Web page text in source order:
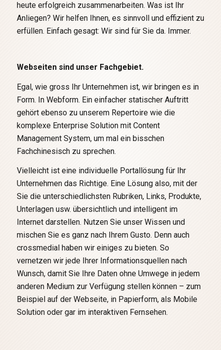
heute erfolgreich zusammenarbeiten. Was ist Ihr
Anliegen? Wir helfen Ihnen, es sinnvoll und effizient zu
erfüllen. Einfach gesagt: Wir sind für Sie da. Immer.
Webseiten sind unser Fachgebiet.
Egal, wie gross Ihr Unternehmen ist, wir bringen es in
Form. In Webform. Ein einfacher statischer Auftritt
gehört ebenso zu unserem Repertoire wie die
komplexe Enterprise Solution mit Content
Management System, um mal ein bisschen
Fachchinesisch zu sprechen.
Vielleicht ist eine individuelle Portallösung für Ihr
Unternehmen das Richtige. Eine Lösung also, mit der
Sie die unterschiedlichsten Rubriken, Links, Produkte,
Unterlagen usw. übersichtlich und intelligent im
Internet darstellen. Nutzen Sie unser Wissen und
mischen Sie es ganz nach Ihrem Gusto. Denn auch
crossmedial haben wir einiges zu bieten. So
vernetzen wir jede Ihrer Informationsquellen nach
Wunsch, damit Sie Ihre Daten ohne Umwege in jedem
anderen Medium zur Verfügung stellen können – zum
Beispiel auf der Webseite, in Papierform, als Mobile
Solution oder gar im interaktiven Fernsehen.